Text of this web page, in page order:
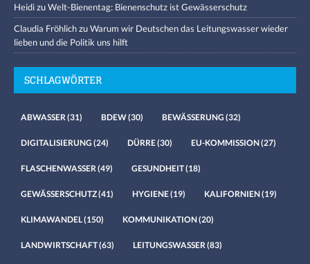
HeidizuWelt-Bienentag: Bienenschutz ist Gewässerschutz
Claudia FröhlichzuWarum wir Deutschen das Leitungswasser wieder
lieben und die Politik uns hilft
SCHLAGWÖRTER
ABWASSER (31) BDEW(30) BEWÄSSERUNG (32)
DIGITALISIERUNG (24) DÜRRE(30) EU-KOMMISSION(27)
FLASCHENWASSER (49) GESUNDHEIT(18)
GEWÄSSERSCHUTZ(41) HYGIENE(19) KALIFORNIEN(19)
KLIMAWANDEL(150) KOMMUNIKATION(20)
LANDWIRTSCHAFT(63) LEITUNGSWASSER (83)